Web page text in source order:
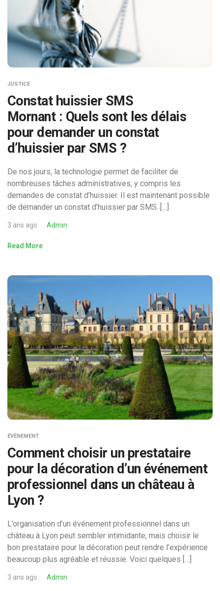
JUSTICE
Constat huissier SMS
Mornant : Quels sont les délais
pour demander un constat
d’huissier par SMS ?
De nos jours, la technologie permet de faciliter de
nombreuses tâches administratives, y compris les
demandes de constat d’huissier. Il est maintenant possible
de demander un constat d’huissier par SMS. […]
3 ans ago Admin
Read More
ÉVÉNEMENT
Comment choisir un prestataire
pour la décoration d’un événement
professionnel dans un château à
Lyon ?
L’organisation d’un événement professionnel dans un
château à Lyon peut sembler intimidante, mais choisir le
bon prestataire pour la décoration peut rendre l’expérience
beaucoup plus agréable et réussie. Voici quelques […]
3 ans ago Admin